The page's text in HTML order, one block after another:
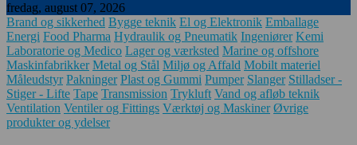
fredag, august 07, 2026
Brand og sikkerhed Bygge teknik El og Elektronik Emballage
Energi Food Pharma Hydraulik og Pneumatik Ingeniører Kemi
Laboratorie og Medico Lager og værksted Marine og offshore
Maskinfabrikker Metal og Stål Miljø og Affald Mobilt materiel
Måleudstyr Pakninger Plast og Gummi Pumper Slanger Stilladser -
Stiger - Lifte Tape Transmission Trykluft Vand og afløb teknik
Ventilation Ventiler og Fittings Værktøj og Maskiner Øvrige
produkter og ydelser